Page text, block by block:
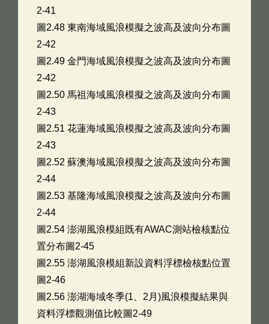
2-41
圖2.48 東南海域風浪模擬之波高及波向分布圖
2-42
圖2.49 金門海域風浪模擬之波高及波向分布圖
2-42
圖2.50 馬祖海域風浪模擬之波高及波向分布圖
2-43
圖2.51 花蓮海域風浪模擬之波高及波向分布圖
2-43
圖2.52 蘇澳海域風浪模擬之波高及波向分布圖
2-44
圖2.53 基隆海域風浪模擬之波高及波向分布圖
2-44
圖2.54 澎湖風浪模組既有AWAC測站檢核點位
置分布圖2-45
圖2.55 澎湖風浪模組新設資料浮標檢核點位置
圖2-46
圖2.56 澎湖海域冬季(1、2月)風浪模擬結果與
資料浮標觀測值比較圖2-49